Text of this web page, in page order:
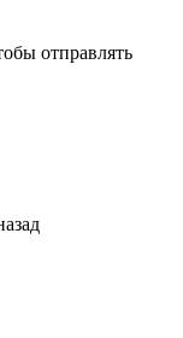
отправлять